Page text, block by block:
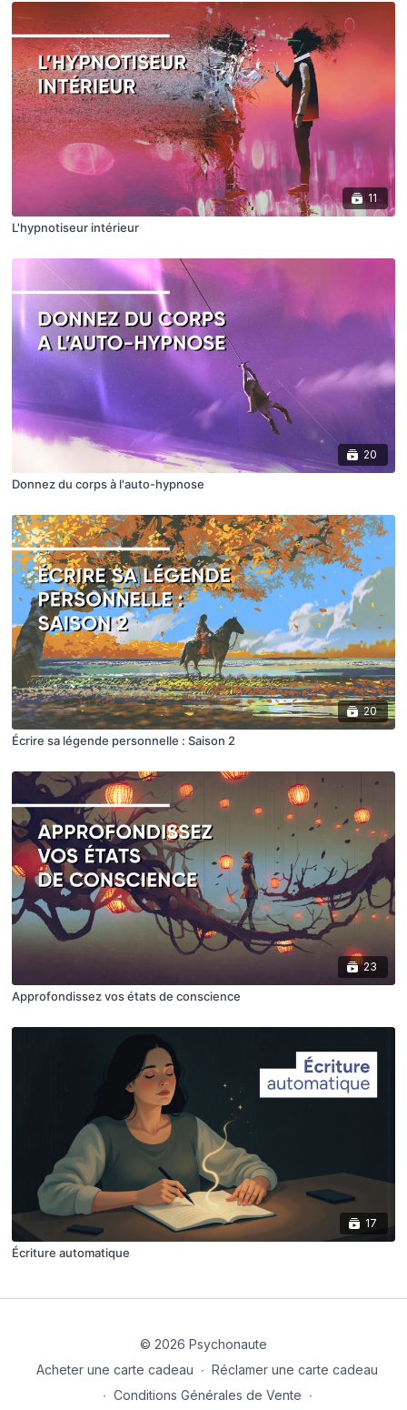
11
L'hypnotiseur intérieur
20
Donnez du corps à l'auto-hypnose
20
Écrire sa légende personnelle : Saison 2
23
Approfondissez vos états de conscience
17
Écriture automatique
© 2026 Psychonaute
Acheter une carte cadeau ∙ Réclamer une carte cadeau
∙ Conditions Générales de Vente ∙